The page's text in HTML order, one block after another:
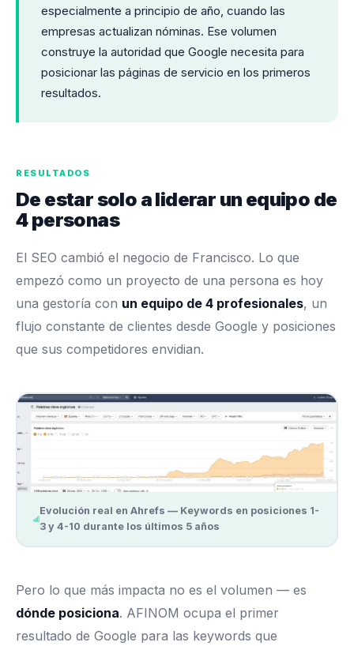
especialmente a principio de año, cuando las
empresas actualizan nóminas. Ese volumen
construye la autoridad que Google necesita para
posicionar las páginas de servicio en los primeros
resultados.
RESULTADOS
De estar solo a liderar un equipo de
4 personas
El SEO cambió el negocio de Francisco. Lo que
empezó como un proyecto de una persona es hoy
una gestoría con un equipo de 4 profesionales, un
flujo constante de clientes desde Google y posiciones
que sus competidores envidian.
Evolución real en Ahrefs — Keywords en posiciones 1-
3 y 4-10 durante los últimos 5 años
Pero lo que más impacta no es el volumen — es
dónde posiciona. AFINOM ocupa el primer
resultado de Google para las keywords que